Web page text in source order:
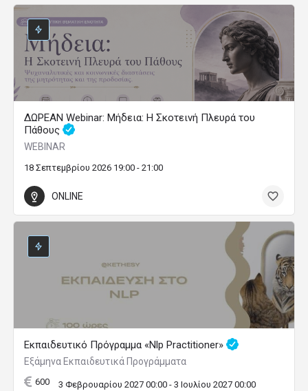
ΔΩΡΕΑΝ Webinar: Μήδεια: Η Σκοτεινή Πλευρά του
Πάθους
WEBINAR
18 Σεπτεμβρίου 2026 19:00 - 21:00
ONLINE
Εκπαιδευτικό Πρόγραμμα «Nlp Practitioner»
Εξάμηνα Εκπαιδευτικά Προγράμματα
600 3 Φεβρουαρίου 2027 00:00 - 3 Ιουλίου 2027 00:00